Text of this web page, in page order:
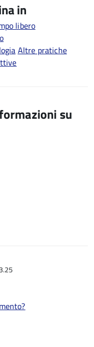
in
libero
Altre pratiche
su